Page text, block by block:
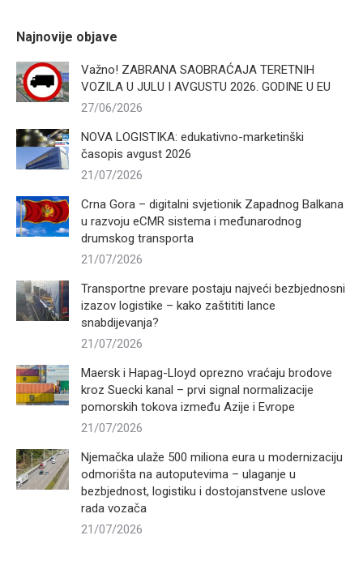
Najnovije objave
Važno! ZABRANA SAOBRAĆAJA TERETNIH
VOZILA U JULU I AVGUSTU 2026. GODINE U EU
27/06/2026
NOVA LOGISTIKA: edukativno-marketinški
časopis avgust 2026
21/07/2026
Crna Gora – digitalni svjetionik Zapadnog Balkana
u razvoju eCMR sistema i međunarodnog
drumskog transporta
21/07/2026
Transportne prevare postaju najveći bezbjednosni
izazov logistike – kako zaštititi lance
snabdijevanja?
21/07/2026
Maersk i Hapag-Lloyd oprezno vraćaju brodove
kroz Suecki kanal – prvi signal normalizacije
pomorskih tokova između Azije i Evrope
21/07/2026
Njemačka ulaže 500 miliona eura u modernizaciju
odmorišta na autoputevima – ulaganje u
bezbjednost, logistiku i dostojanstvene uslove
rada vozača
21/07/2026